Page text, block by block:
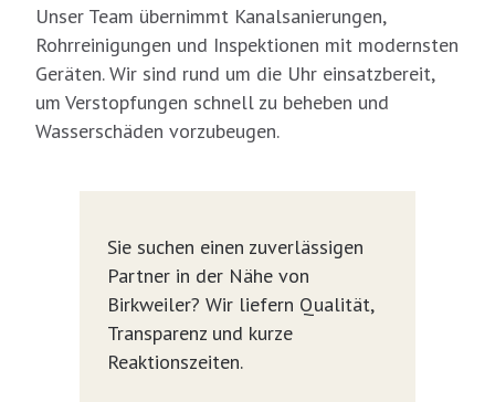
Unser Team übernimmt Kanalsanierungen,
Rohrreinigungen und Inspektionen mit modernsten
Geräten. Wir sind rund um die Uhr einsatzbereit,
um Verstopfungen schnell zu beheben und
Wasserschäden vorzubeugen.
Sie suchen einen zuverlässigen
Partner in der Nähe von
Birkweiler? Wir liefern Qualität,
Transparenz und kurze
Reaktionszeiten.